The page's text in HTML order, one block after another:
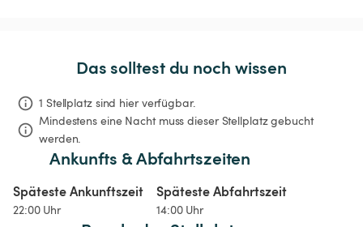
Das solltest du noch wissen
1 Stellplatz sind hier verfügbar.
Mindestens eine Nacht muss dieser Stellplatz gebucht
werden.
Ankunfts & Abfahrtszeiten
Späteste Ankunftszeit
22:00 Uhr
Späteste Abfahrtszeit
14:00 Uhr